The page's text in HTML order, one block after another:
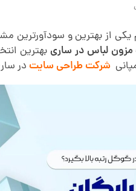
از بهترین و
لباس در ساری بهترین
شرکت طراحی سایتدر